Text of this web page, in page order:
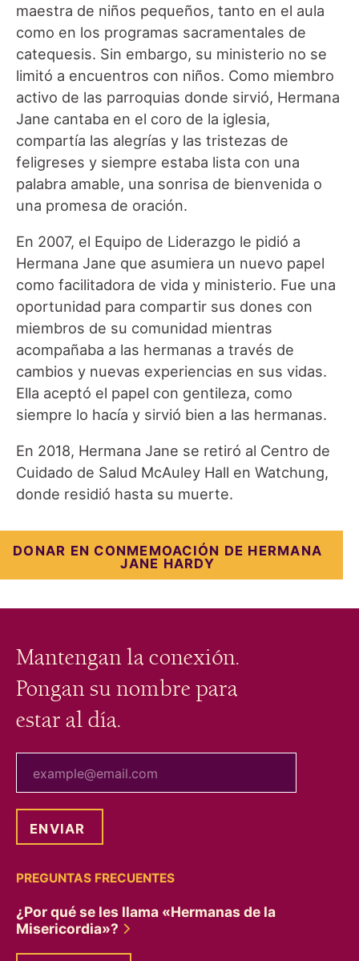
maestra de niños pequeños, tanto en el aula
como en los programas sacramentales de
catequesis. Sin embargo, su ministerio no se
limitó a encuentros con niños. Como miembro
activo de las parroquias donde sirvió, Hermana
Jane cantaba en el coro de la iglesia,
compartía las alegrías y las tristezas de
feligreses y siempre estaba lista con una
palabra amable, una sonrisa de bienvenida o
una promesa de oración.
En 2007, el Equipo de Liderazgo le pidió a
Hermana Jane que asumiera un nuevo papel
como facilitadora de vida y ministerio. Fue una
oportunidad para compartir sus dones con
miembros de su comunidad mientras
acompañaba a las hermanas a través de
cambios y nuevas experiencias en sus vidas.
Ella aceptó el papel con gentileza, como
siempre lo hacía y sirvió bien a las hermanas.
En 2018, Hermana Jane se retiró al Centro de
Cuidado de Salud McAuley Hall en Watchung,
donde residió hasta su muerte.
DONAR EN CONMEMOACIÓN DE HERMANA
JANE HARDY
Mantengan la conexión.
Pongan su nombre para
estar al día.
PREGUNTAS FRECUENTES
¿Por qué se les llama «Hermanas de la
Misericordia»?